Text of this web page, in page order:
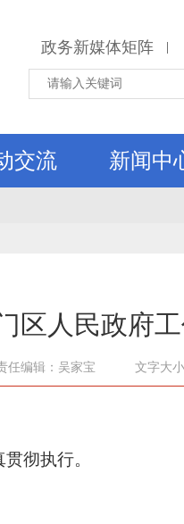
政务新媒体矩阵 |
交流 新闻中
区人民政府
任编辑：吴家宝 文字大
彻执行。